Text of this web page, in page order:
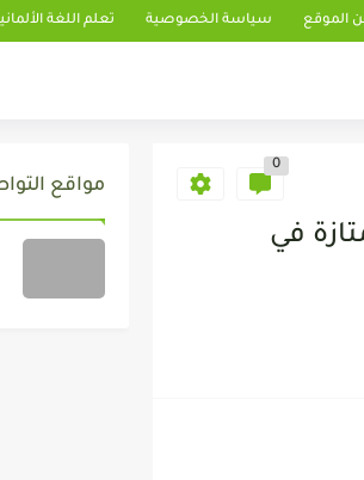
الموقع سياسة الخصوصية تعلم اللغة
0
في
مواقع